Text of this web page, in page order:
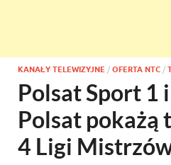
KANAŁY TELEWIZYJNE / OFERTA NTC /
Polsat Sport 1
Polsat pokażą
4 Ligi